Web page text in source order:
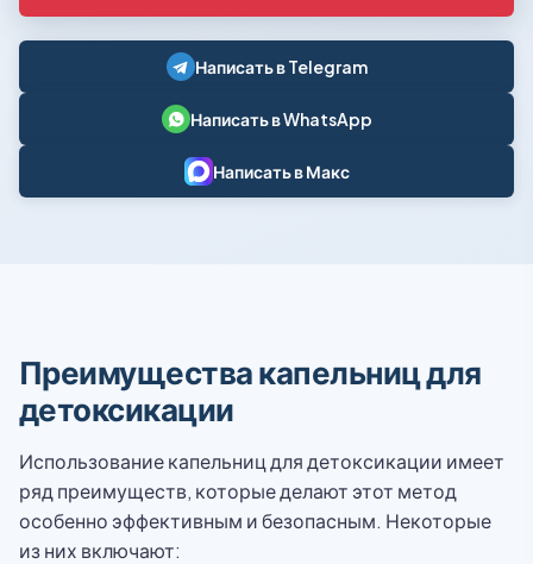
Написать в Telegram
Написать в WhatsApp
Написать в Макс
Преимущества капельниц для
детоксикации
Использование капельниц для детоксикации имеет
ряд преимуществ, которые делают этот метод
особенно эффективным и безопасным. Некоторые
из них включают: